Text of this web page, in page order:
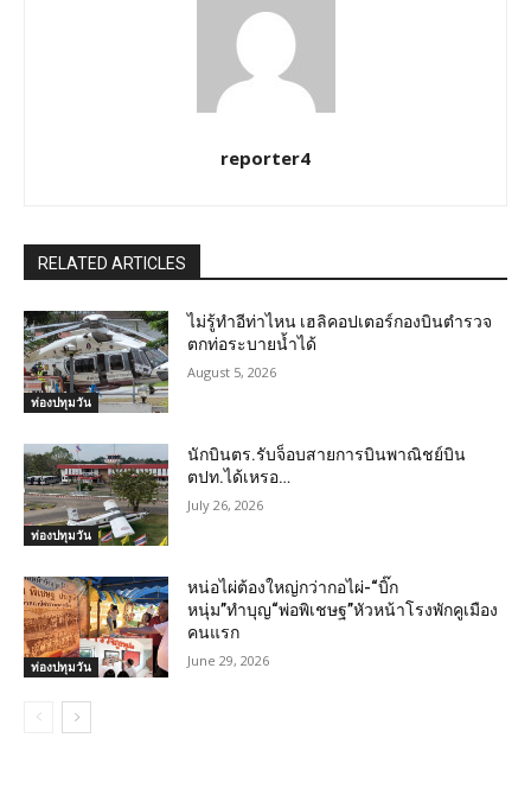
reporter4
RELATED ARTICLES
ท่องปทุมวัน
ไม่รู้ทำอีท่าไหน เฮลิคอปเตอร์กองบินตำรวจ
ตกท่อระบายน้ำได้
August 5, 2026
ท่องปทุมวัน
นักบินตร.รับจ็อบสายการบินพาณิชย์บิน
ตปท.ได้เหรอ…
July 26, 2026
ท่องปทุมวัน
หน่อไผ่ต้องใหญ่กว่ากอไผ่-“บิ๊ก
หนุ่ม”ทำบุญ“พ่อพิเชษฐ”หัวหน้าโรงพักคูเมือง
คนแรก
June 29, 2026